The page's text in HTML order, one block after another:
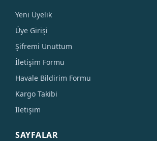
Yeni Üyelik
Üye Girişi
Şifremi Unuttum
İletişim Formu
Havale Bildirim Formu
Kargo Takibi
İletişim
SAYFALAR